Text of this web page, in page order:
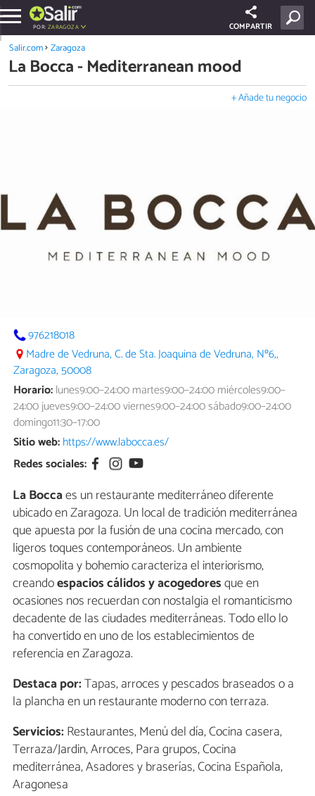
POR: ZARAGOZA COMPARTIR
Salir.com Zaragoza
La Bocca - Mediterranean mood
+ Añade tu negocio
976218018
Madre de Vedruna, C. de Sta. Joaquina de Vedruna, Nº6,,
Zaragoza, 50008
Horario:lunes9:00–24:00 martes9:00–24:00 miércoles9:00–
24:00 jueves9:00–24:00 viernes9:00–24:00 sábado9:00–24:00
domingo11:30–17:00
Sitio web:https://www.labocca.es/
Redes sociales:
La Boccaes un restaurante mediterráneo diferente
ubicado en Zaragoza. Un local de tradición mediterránea
que apuesta por la fusión de una cocina mercado, con
ligeros toques contemporáneos. Un ambiente
cosmopolita y bohemio caracteriza el interiorismo,
creandoespacios cálidos y acogedoresque en
ocasiones nos recuerdan con nostalgia el romanticismo
decadente de las ciudades mediterráneas. Todo ello lo
ha convertido en uno de los establecimientos de
referencia en Zaragoza.
Destaca por:Tapas, arroces y pescados braseados o a
la plancha en un restaurante moderno con terraza.
Servicios:Restaurantes, Menú del día, Cocina casera,
Terraza/Jardin, Arroces, Para grupos, Cocina
mediterránea, Asadores y braserías, Cocina Española,
Aragonesa